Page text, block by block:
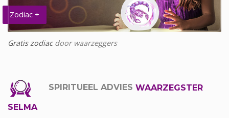
Zodiac +
Gratis zodiacdoor waarzeggers
SPIRITUEEL ADVIES WAARZEGSTER
SELMA